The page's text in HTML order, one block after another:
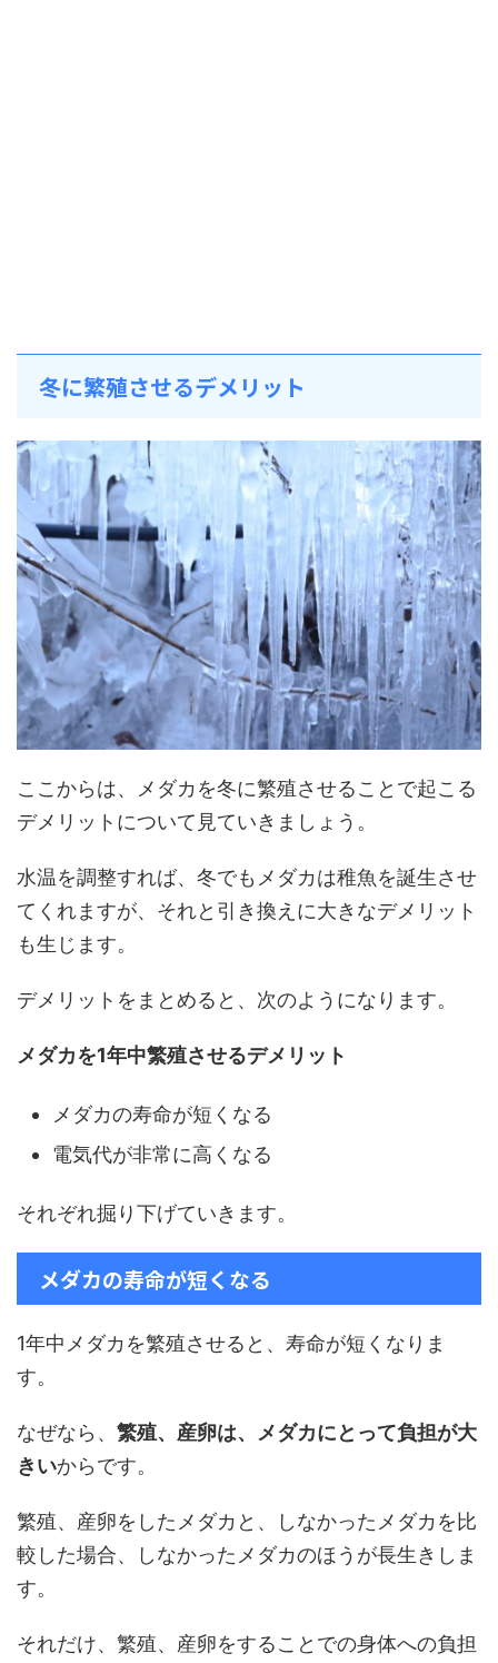
冬に繁殖させるデメリット
ここからは、メダカを冬に繁殖させることで起こる
デメリットについて見ていきましょう。
水温を調整すれば、冬でもメダカは稚魚を誕生させ
てくれますが、それと引き換えに大きなデメリット
も生じます。
デメリットをまとめると、次のようになります。
メダカを1年中繁殖させるデメリット
メダカの寿命が短くなる
電気代が非常に高くなる
それぞれ掘り下げていきます。
メダカの寿命が短くなる
1年中メダカを繁殖させると、寿命が短くなりま
す。
なぜなら、 繁殖、産卵は、メダカにとって負担が大
きいからです。
繁殖、産卵をしたメダカと、しなかったメダカを比
較した場合、しなかったメダカのほうが長生きしま
す。
それだけ、繁殖、産卵をすることでの身体への負担